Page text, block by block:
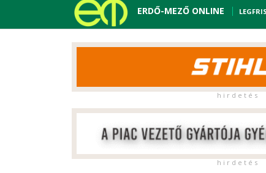
ERDŐ-MEZŐ ONLINE
h i r d e t é s
h i r d e t é s